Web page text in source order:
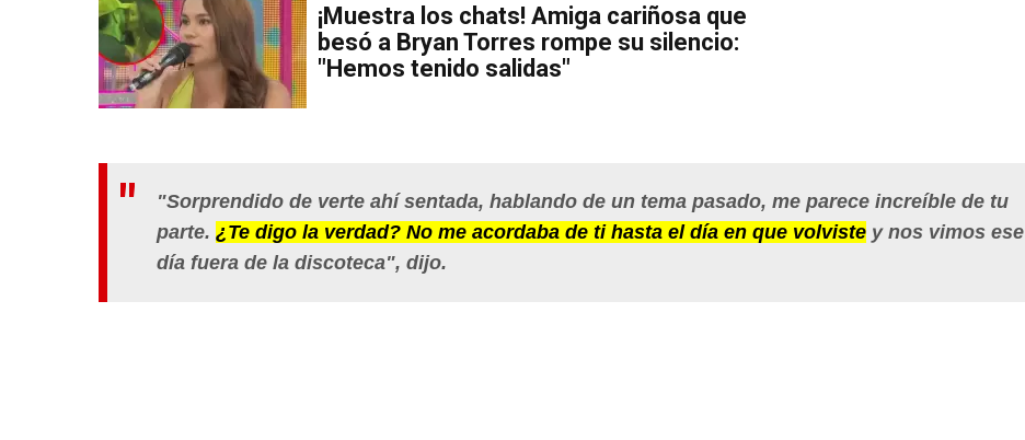
¡Muestra los chats! Amiga cariñosa que
besó a Bryan Torres rompe su silencio:
"Hemos tenido salidas"
"Sorprendido de verte ahí sentada, hablando de un tema pasado, me parece increíble de tu
parte. ¿Te digo la verdad? No me acordaba de ti hasta el día en que volviste y nos vimos ese
día fuera de la discoteca", dijo.